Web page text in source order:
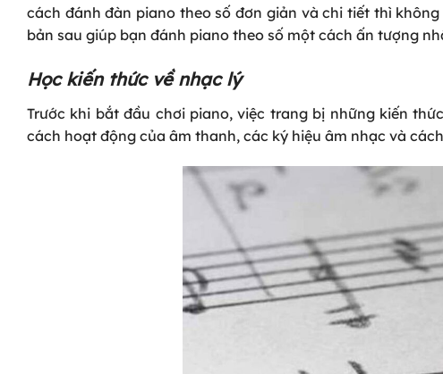
cách đánh đàn piano theo số đơn giản và chi tiết thì
bản sau giúp bạn đánh piano theo số một cách ấn tượng
Học kiến thức về nhạc lý
Trước khi bắt đầu chơi piano, việc trang bị những kiến
cách hoạt động của âm thanh, các ký hiệu âm nhạc và